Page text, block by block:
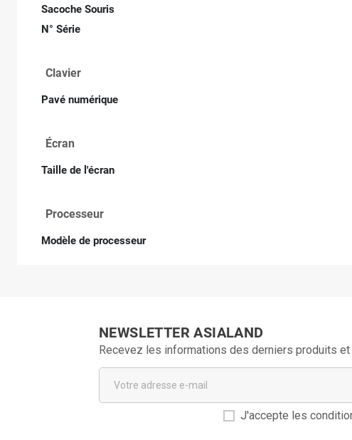
Sacoche Souris
N° Série
Clavier
Pavé numérique
Écran
Taille de l'écran
Processeur
Modèle de processeur
NEWSLETTER ASIALAND
Recevez les informations des derniers produits
J'accepte les